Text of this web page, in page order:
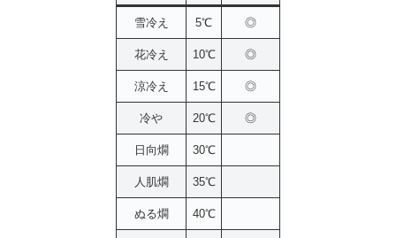
雪冷え 5℃ ◎
花冷え 10℃ ◎
涼冷え 15℃ ◎
冷や 20℃ ◎
日向燗 30℃
人肌燗 35℃
ぬる燗 40℃